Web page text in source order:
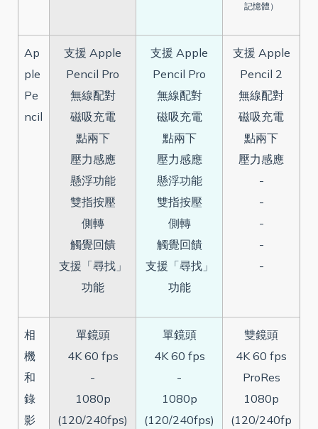
記憶體）
Ap
ple
Pe
ncil
支援 Apple
Pencil Pro
無線配對
磁吸充電
點兩下
壓力感應
懸浮功能
雙指按壓
側轉
觸覺回饋
支援「尋找」
功能
支援 Apple
Pencil Pro
無線配對
磁吸充電
點兩下
壓力感應
懸浮功能
雙指按壓
側轉
觸覺回饋
支援「尋找」
功能
支援 Apple
Pencil 2
無線配對
磁吸充電
點兩下
壓力感應
-
-
-
-
-
相
機
和
錄
影
單鏡頭
4K 60 fps
-
1080p
(120/240fps)
單鏡頭
4K 60 fps
-
1080p
(120/240fps)
雙鏡頭
4K 60 fps
ProRes
1080p
(120/240fp